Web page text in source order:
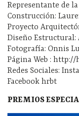
Representante de
Construcción:
Proyecto
Diseño Estructural:
Fotografía: Onnis
Página Web :
Redes Sociales:
Facebook hrbt
PREMIOS